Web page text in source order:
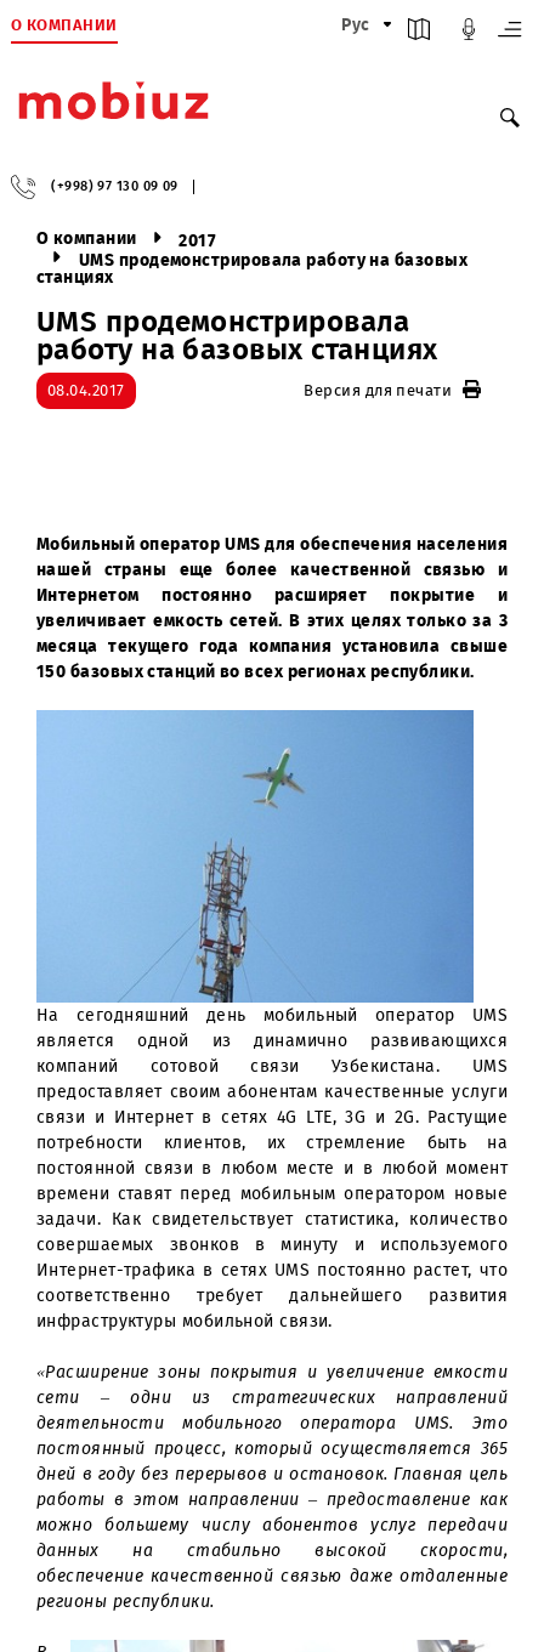
О КОМПАНИИ Рус
О компании
2017
UMS продемонстрировала работу на базовых
станциях
UMS продемонстрировала
работу на базовых станциях
Мобильный оператор UMS для обеспечения
нашей страны еще более качественной
Интернетом постоянно расширяет
150 базовых станций во всех регионах республики.
На сегодняшний день мобильный оператор
является одной из динамично
компаний сотовой связи Узбекистана.
предоставляет своим абонентам качественные
связи и Интернет в сетях 4G LTE, 3G и 2G.
потребности клиентов, их стремление быть
постоянной связи в любом месте и в любой
времени ставят перед мобильным оператором
совершаемых звонков в минуту и
Интернет-трафика в сетях UMS постоянно растет,
соответственно требует дальнейшего
инфраструктуры мобильной связи.
«Расширение зоны покрытия и увеличение
сети – одни из стратегических
деятельности мобильного оператора UMS.
постоянный процесс, который осуществляется
дней в году без перерывов и остановок. Главная